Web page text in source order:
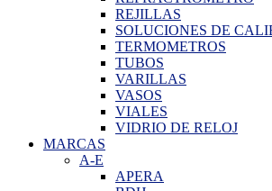
REJILLAS
SOLUCIONES DE
TERMOMETROS
TUBOS
VARILLAS
VASOS
VIALES
VIDRIO DE RELOJ
MARCAS
A-E
APERA